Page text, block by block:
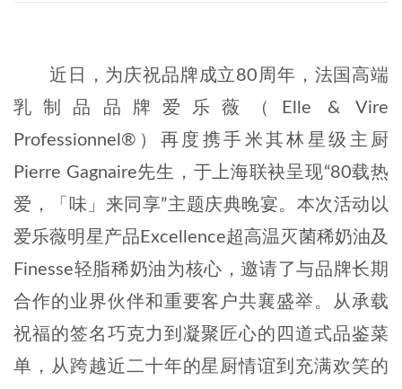
a
t
o
n
近日，为庆祝品牌成立80周年，法国高端
乳制品品牌爱乐薇（Elle & Vire
Professionnel®）再度携手米其林星级主厨
Pierre Gagnaire先生，于上海联袂呈现“80载热
爱，「味」来同享”主题庆典晚宴。本次活动以
爱乐薇明星产品Excellence超高温灭菌稀奶油及
Finesse轻脂稀奶油为核心，邀请了与品牌长期
合作的业界伙伴和重要客户共襄盛举。从承载
祝福的签名巧克力到凝聚匠心的四道式品鉴菜
单，从跨越近二十年的星厨情谊到充满欢笑的